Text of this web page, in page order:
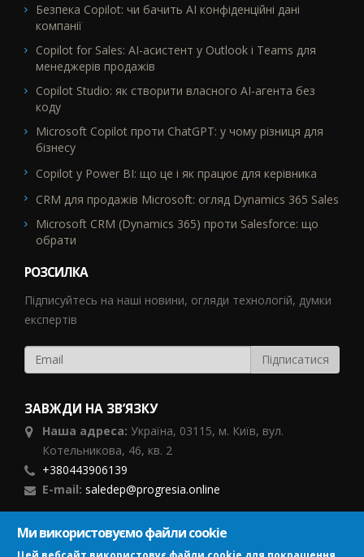
Безпека Copilot: чи бачить AI конфіденційні дані
компанії
Copilot for Sales: AI-асистент у Outlook і Teams для
менеджерів продажів
Copilot Studio: як створити власного AI-агента без
коду
Microsoft Copilot проти ChatGPT: у чому різниця для
бізнесу
Copilot у Power BI: що це і як працює для керівника
CRM для продажів Microsoft: огляд Dynamics 365 Sales
Microsoft CRM (Dynamics 365) проти Salesforce: що
обрати
РОЗСИЛКА
Підписуйтесь на наші новини, огляди технологій, думки
експертів
ЗАВЖДИ НА ЗВ’ЯЗКУ
Наша адреса: Україна, 03115, м. Київ, вул.
Котельникова, 46, кв. 2
+380443906139
E-mail: saledep@progresia.online
ПІДПИСУЙСЯ
Ми використовуємо файли cookie